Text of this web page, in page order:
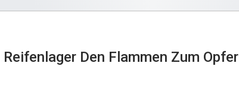
Den Flammen Zum Opfer